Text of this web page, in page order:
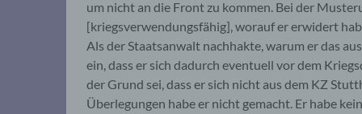
um nicht an die Front zu kommen. Bei der
[kriegsverwendungsfähig], worauf er erwidert
Als der Staatsanwalt nachhakte, warum er das
ein, dass er sich dadurch eventuell vor dem
der Grund sei, dass er sich nicht aus dem KZ
Überlegungen habe er nicht gemacht. Er habe